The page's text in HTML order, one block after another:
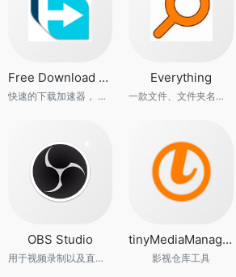
Free Download Manager
快速的下载加速器， 数据， mp3， 音乐， 视频， 种子， Windows操作系统的 FDM， mac操作系统的 FDM， BT， macOS 操作系统的下载管理器。
Everything
一款文件、文件夹名称快速搜索软件
OBS Studio
用于视频录制以及直播串流的软件
tinyMediaManager
影视仓库工具